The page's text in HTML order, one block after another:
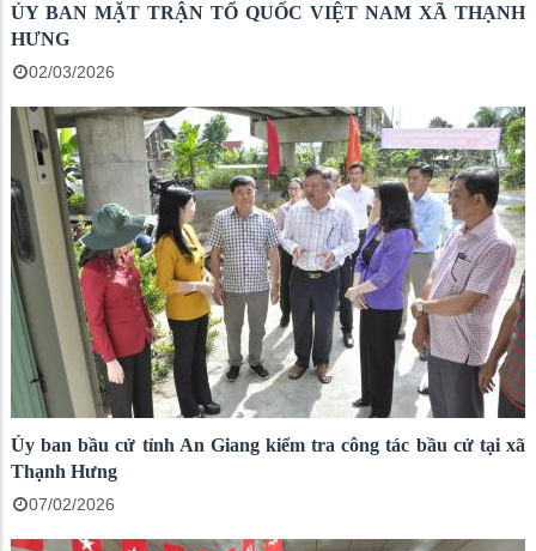
ỦY BAN MẶT TRẬN TỔ QUỐC VIỆT NAM XÃ THẠNH
HƯNG
02/03/2026
Ủy ban bầu cử tỉnh An Giang kiểm tra công tác bầu cử tại xã
Thạnh Hưng
07/02/2026